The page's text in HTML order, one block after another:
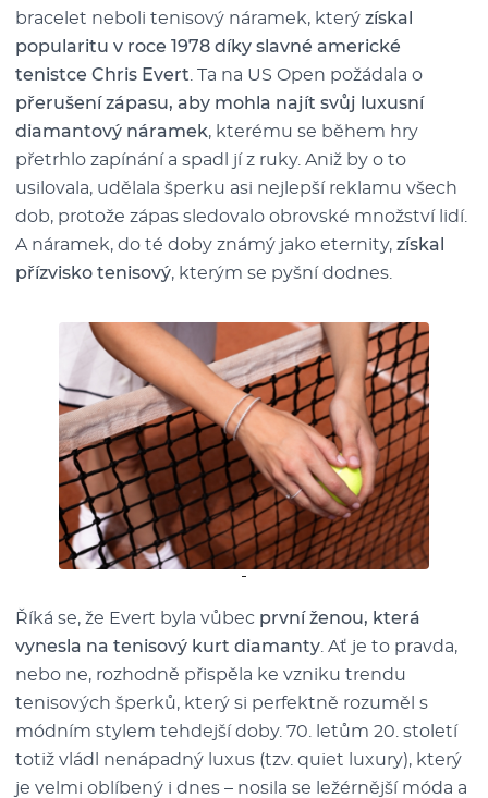
bracelet neboli tenisový náramek, který získal
popularitu v roce 1978 díky slavné americké
tenistce Chris Evert . Ta na US Open požádala o
přerušení zápasu, aby mohla najít svůj luxusní
diamantový náramek, kterému se během hry
přetrhlo zapínání a spadl jí z ruky. Aniž by o to
usilovala, udělala šperku asi nejlepší reklamu všech
dob, protože zápas sledovalo obrovské množství lidí.
A náramek, do té doby známý jako eternity, získal
přízvisko tenisový, kterým se pyšní dodnes.
Říká se, že Evert byla vůbec první ženou, která
vynesla na tenisový kurt diamanty . Ať je to pravda,
nebo ne, rozhodně přispěla ke vzniku trendu
tenisových šperků, který si perfektně rozuměl s
módním stylem tehdejší doby. 70. letům 20. století
totiž vládl nenápadný luxus (tzv. quiet luxury), který
je velmi oblíbený i dnes – nosila se ležérnější móda a